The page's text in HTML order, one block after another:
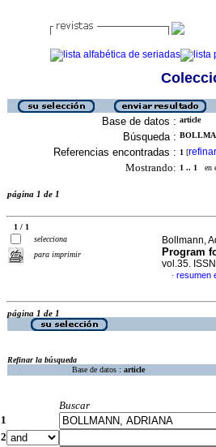
Base de datos : article
Búsqueda :
Referencias encontradas : 1 [refinar
Mostrando: 1 .. 1 en
página 1 de 1
1 / 1
selecciona
para imprimir
Bollmann,
Program
vol.35.
· resumen
página 1 de 1
Refinar la búsqueda
Base de datos : article
Buscar
1
2